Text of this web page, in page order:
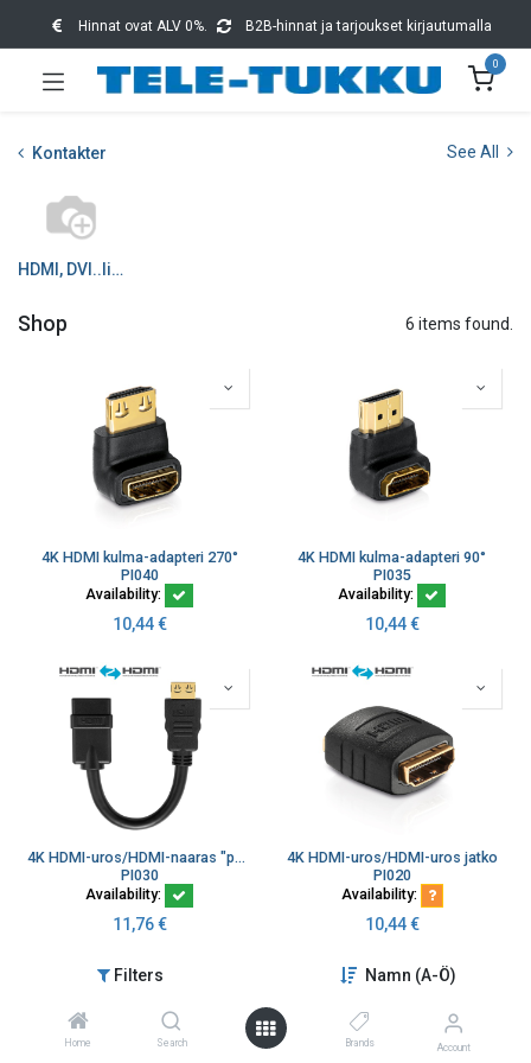
Filters Namn (A-Ö)
Home Search Brands Account
Hinnat ovat ALV 0%. B2B-hinnat ja tarjoukset kirjautumalla
0
Kontakter See All
HDMI, DVI..liittimet
Shop 6 items found.
4K HDMI kulma-adapteri 270°
PI040
Availability:
10,44€
4K HDMI kulma-adapteri 90°
PI035
Availability:
10,44€
4K HDMI-uros/HDMI-naaras "portsaver"
PI030
Availability:
11,76€
4K HDMI-uros/HDMI-uros jatko
PI020
Availability:
10,44€